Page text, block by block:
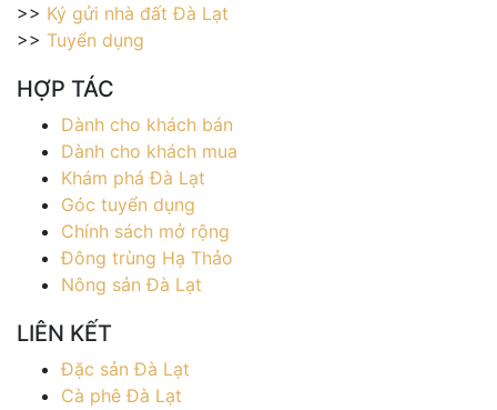
>> Ký gửi nhà đất Đà Lạt
>> Tuyển dụng
HỢP TÁC
Dành cho khách bán
Dành cho khách mua
Khám phá Đà Lạt
Góc tuyển dụng
Chính sách mở rộng
Đông trùng Hạ Thảo
Nông sản Đà Lạt
LIÊN KẾT
Đặc sản Đà Lạt
Cà phê Đà Lạt